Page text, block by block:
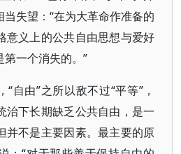
失望：“在为大革命作准备的
意义上的公共自由思想与爱好
一个消失的。”
自由”之所以敌不过“平等”，
治下长期缺乏公共自由，是一
并不是主要因素。最主要的原